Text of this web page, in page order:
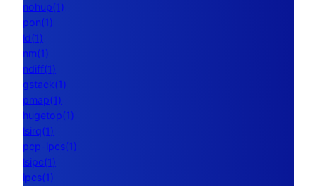
nohup(1)
pon(1)
ld(1)
nm(1)
ndiff(1)
gstack(1)
pmap(1)
hugetop(1)
lsirq(1)
pcp-ipcs(1)
lsipc(1)
ipcs(1)